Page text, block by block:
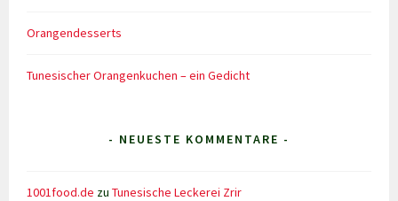
Orangendesserts
Tunesischer Orangenkuchen – ein Gedicht
- NEUESTE KOMMENTARE -
1001food.de zuTunesische Leckerei Zrir